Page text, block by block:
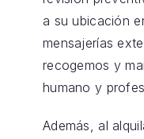
a su ubicación
mensajerías
recogemos y
humano y
Además, al